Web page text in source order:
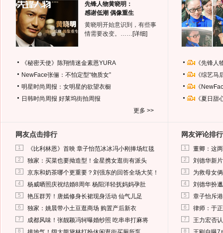
先锋人物黄晓明：
感谢低潮 偶像重生
黄晓明开始意识到，有些事
情需要改变。…… [详细]
《秘密天使》陈翔情迷金素恩YURA
NewFace张俪：不怕定型“物质女”
明星时尚周报：女明星的欲望衣橱
日韩时尚周报 好莱坞街拍周报
更多 >>
《先锋
《综艺
《
《夏日
网友点击排行
1 《比利林恩》首映 章子怡范冰冰冯小刚捧场红毯
2 独家：买菜也要拗造型！金星携女逛街有派头
3 京东和奶茶哪个更重要？刘强东的回答全场大笑！
4 杨威晒照庆祝结婚8周年 杨阳洋轻抚妈妈孕肚
5 艳压群芳！唐嫣修身长裙现身活动 仙气儿足
6 独家：姚晨带小土豆逛商场 购置产后新衣
7 成都风味！张靓颖冯轲曝婚纱照 吃串串打麻将
8
网友评论排行
1 董卿：这
2 刘德华新
3 为救母女
4 刘德华扮
5 章子怡斥
6 律师：于
7 王力宏否
8